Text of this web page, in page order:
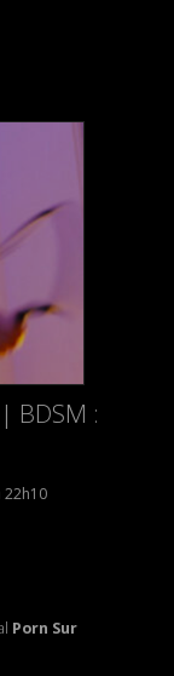
| BDSM :
22h10
Porn Sur